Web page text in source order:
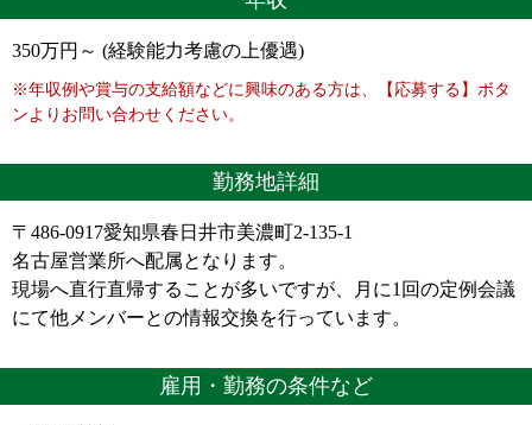
350万円～ (経験能力考慮の上優遇)
※年収例や賞与の支給額などに興味のある方は、【応募する】ボタ
ンよりお問い合わせください。
勤務地詳細
〒486-0917愛知県春日井市美濃町2-135-1
名古屋営業所へ配属となります。
現場へ直行直帰することが多いですが、月に1回の定例会議
にて他メンバーとの情報交換を行っています。
雇用・勤務の条件など